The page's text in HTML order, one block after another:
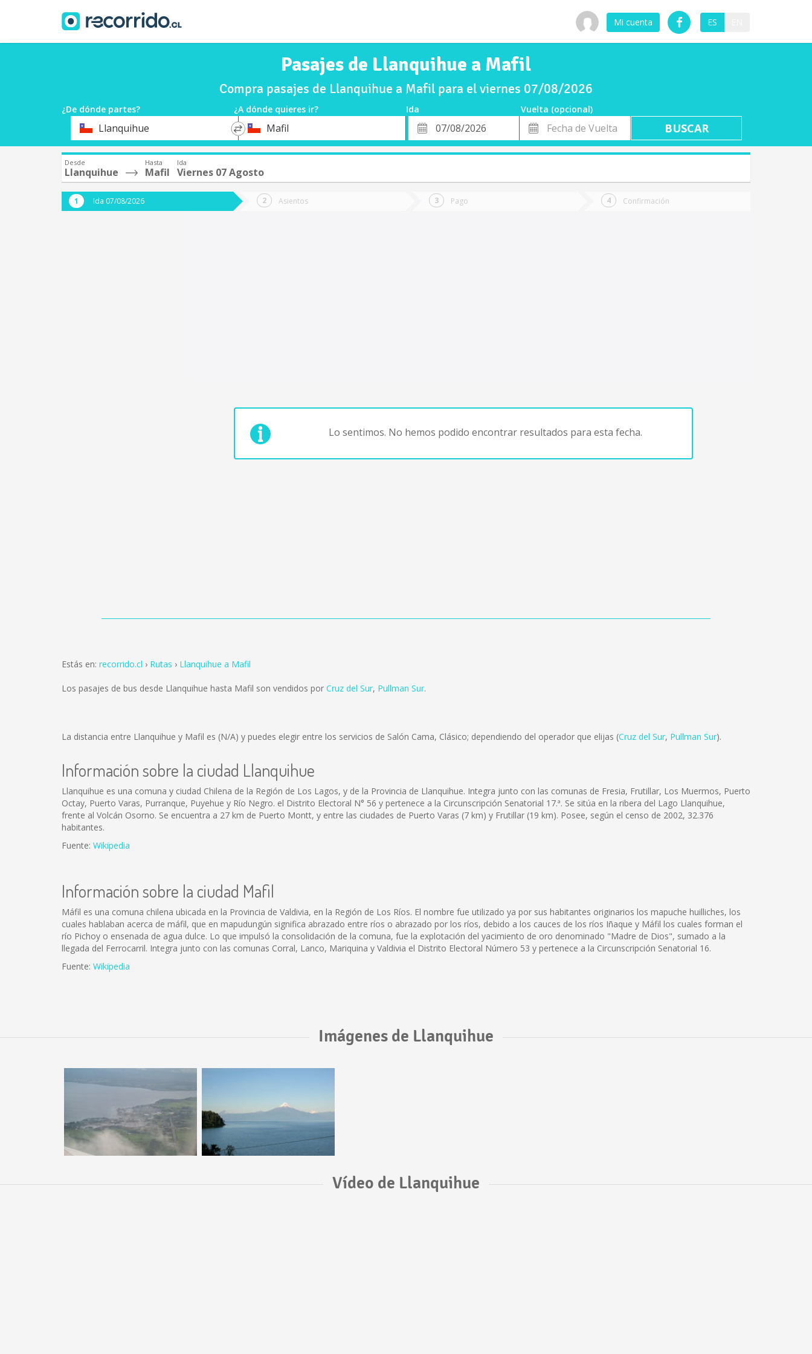
Mi cuenta ES
Pasajes de Llanquihue a Mafil
Compra pasajes de Llanquihue a Mafil para el viernes 07/08/2026
¿De dónde partes? ¿A dónde quieres ir? Ida
Vuelta (opcional)
OrigenLlanquihue
*
DestinoMafil
Fecha
de
Fecha
de
Vuelta
Desde
Llanquihue
Hasta
Mafil
Ida
Viernes 07 Agosto
Ida 07/08/2026 Asientos Pago Confirmación
Lo sentimos. No hemos podido encontrar resultados para esta fecha.
Estás en: recorrido.cl Rutas Llanquihue a Mafil
Los pasajes de bus desde Llanquihue hasta Mafil son vendidos por Cruz del Sur, Pullman Sur.
La distancia entre Llanquihue y Mafil es (N/A) y puedes elegir entre los servicios de Salón Cama, Clásico; dependiendo del operador que elijas (Cruz del Sur, Pullman Sur).
Información sobre la ciudad Llanquihue
Llanquihue es una comuna y ciudad Chilena de la Región de Los Lagos, y de la Provincia de Llanquihue. Integra junto con las comunas de Fresia, Frutillar, Los Muermos, Puerto
Octay, Puerto Varas, Purranque, Puyehue y Río Negro. el Distrito Electoral N° 56 y pertenece a la Circunscripción Senatorial 17.ª. Se sitúa en la ribera del Lago Llanquihue,
frente al Volcán Osorno. Se encuentra a 27 km de Puerto Montt, y entre las ciudades de Puerto Varas (7 km) y Frutillar (19 km). Posee, según el censo de 2002, 32.376
habitantes.
Fuente: Wikipedia
Información sobre la ciudad Mafil
Máfil es una comuna chilena ubicada en la Provincia de Valdivia, en la Región de Los Ríos. El nombre fue utilizado ya por sus habitantes originarios los mapuche huilliches, los
cuales hablaban acerca de máfil, que en mapudungún significa abrazado entre ríos o abrazado por los ríos, debido a los cauces de los ríos Iñaque y Máfil los cuales forman el
río Pichoy o ensenada de agua dulce. Lo que impulsó la consolidación de la comuna, fue la explotación del yacimiento de oro denominado "Madre de Dios", sumado a la
llegada del Ferrocarril. Integra junto con las comunas Corral, Lanco, Mariquina y Valdivia el Distrito Electoral Número 53 y pertenece a la Circunscripción Senatorial 16.
Fuente: Wikipedia
Imágenes de Llanquihue
Vídeo de Llanquihue